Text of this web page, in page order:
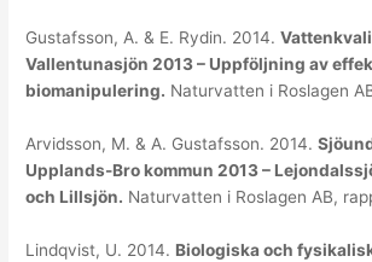
Gustafsson, A. & E. Rydin. 2014.
Vallentunasjön 2013 – Uppföljning av
biomanipulering. Naturvatten i Roslagen
Arvidsson, M. & A. Gustafsson. 2014.
Upplands-Bro kommun 2013 –
och Lillsjön. Naturvatten i Roslagen AB,
Lindqvist, U. 2014. Biologiska och